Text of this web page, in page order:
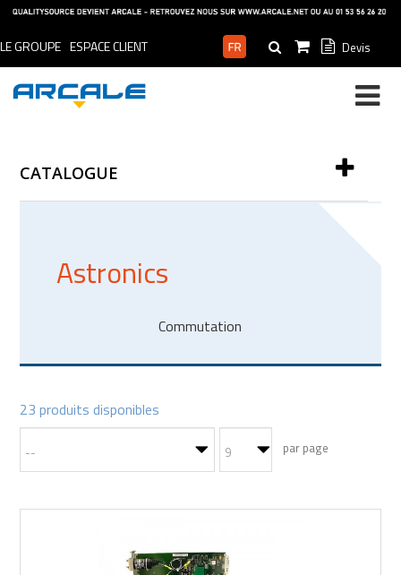
LE GROUPE ESPACE CLIENT Devis
CATALOGUE
Astronics
Commutation
23 produits disponibles
par page